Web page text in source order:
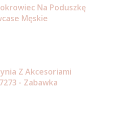
Na Poduszkę
Męskie
Z Akcesoriami
- Zabawka